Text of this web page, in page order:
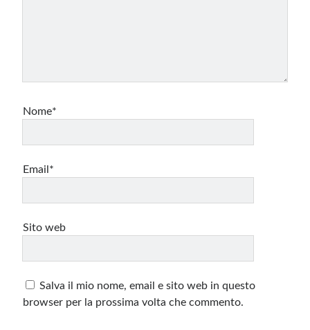
Nome*
Email*
Sito web
Salva il mio nome, email e sito web in questo
browser per la prossima volta che commento.